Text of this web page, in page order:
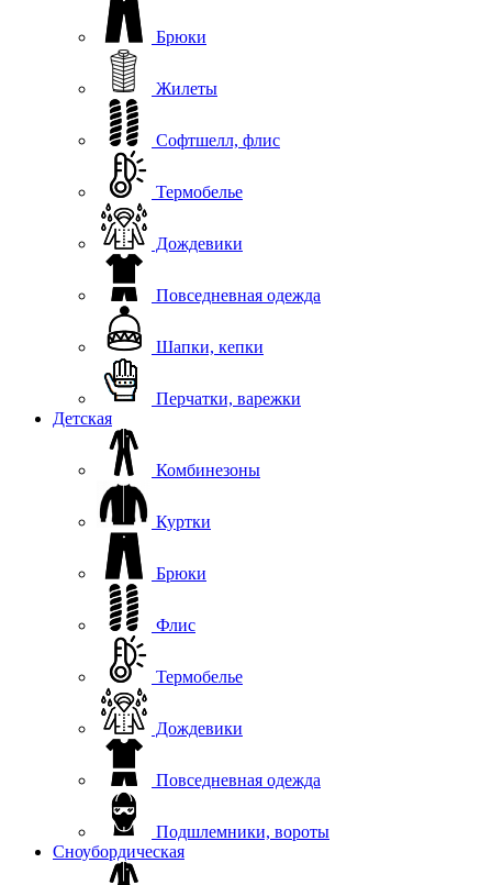
Брюки
Жилеты
Софтшелл, флис
Термобелье
Дождевики
Повседневная одежда
Шапки, кепки
Перчатки, варежки
Детская
Комбинезоны
Куртки
Брюки
Флис
Термобелье
Дождевики
Повседневная одежда
Подшлемники, вороты
Сноубордическая